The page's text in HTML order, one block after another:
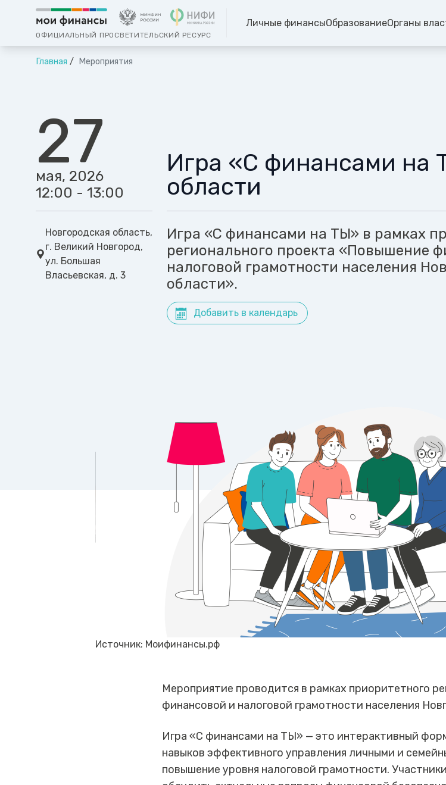
ОФИЦИАЛЬНЫЙ ПРОСВЕТИТЕЛЬСКИЙ РЕСУРС
Личные финансыОбразованиеОрганы
Главная Мероприятия
27
мая, 2026
12:00 - 13:00
Новгородская область,
г. Великий Новгород,
ул. Большая
Власьевская, д. 3
Игра «С финансами на
области
Игра «С финансами на ТЫ» в рамках
регионального проекта «Повышение
налоговой грамотности населения
области».
Добавить в календарь
Источник: Моифинансы.рф
Мероприятие проводится в рамках приоритетного
финансовой и налоговой грамотности населения
Игра «С финансами на ТЫ» — это интерактивный
навыков эффективного управления личными и
повышение уровня налоговой грамотности.